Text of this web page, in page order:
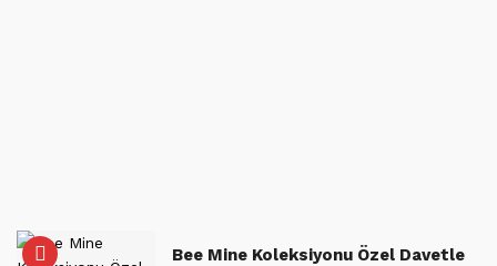
Bee Mine Koleksiyonu Özel Davetle